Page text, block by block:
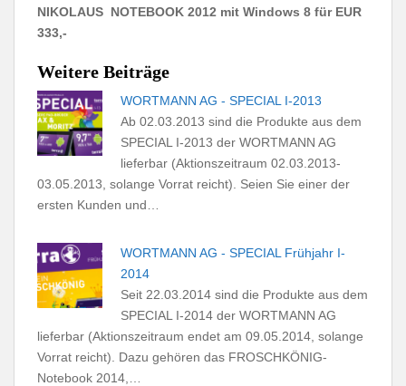
NIKOLAUS NOTEBOOK 2012 mit Windows 8 für EUR
333,-
Weitere Beiträge
WORTMANN AG - SPECIAL I-2013
Ab 02.03.2013 sind die Produkte aus dem
SPECIAL I-2013 der WORTMANN AG
lieferbar (Aktionszeitraum 02.03.2013-
03.05.2013, solange Vorrat reicht). Seien Sie einer der
ersten Kunden und…
WORTMANN AG - SPECIAL Frühjahr I-
2014
Seit 22.03.2014 sind die Produkte aus dem
SPECIAL I-2014 der WORTMANN AG
lieferbar (Aktionszeitraum endet am 09.05.2014, solange
Vorrat reicht). Dazu gehören das FROSCHKÖNIG-
Notebook 2014,…